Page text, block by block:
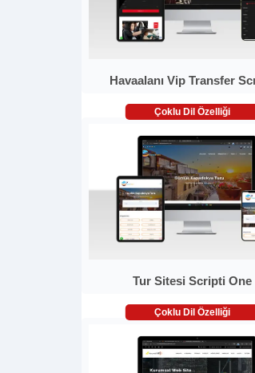
Havaalanı Vip Transfer
Çoklu Dil Özelliği
Tur Sitesi Scripti One
Çoklu Dil Özelliği